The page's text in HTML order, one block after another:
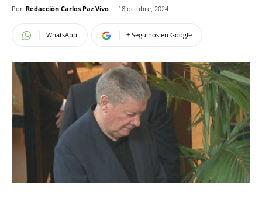
Por Redacción Carlos Paz Vivo - 18 octubre, 2024
WhatsApp + Seguinos en Google